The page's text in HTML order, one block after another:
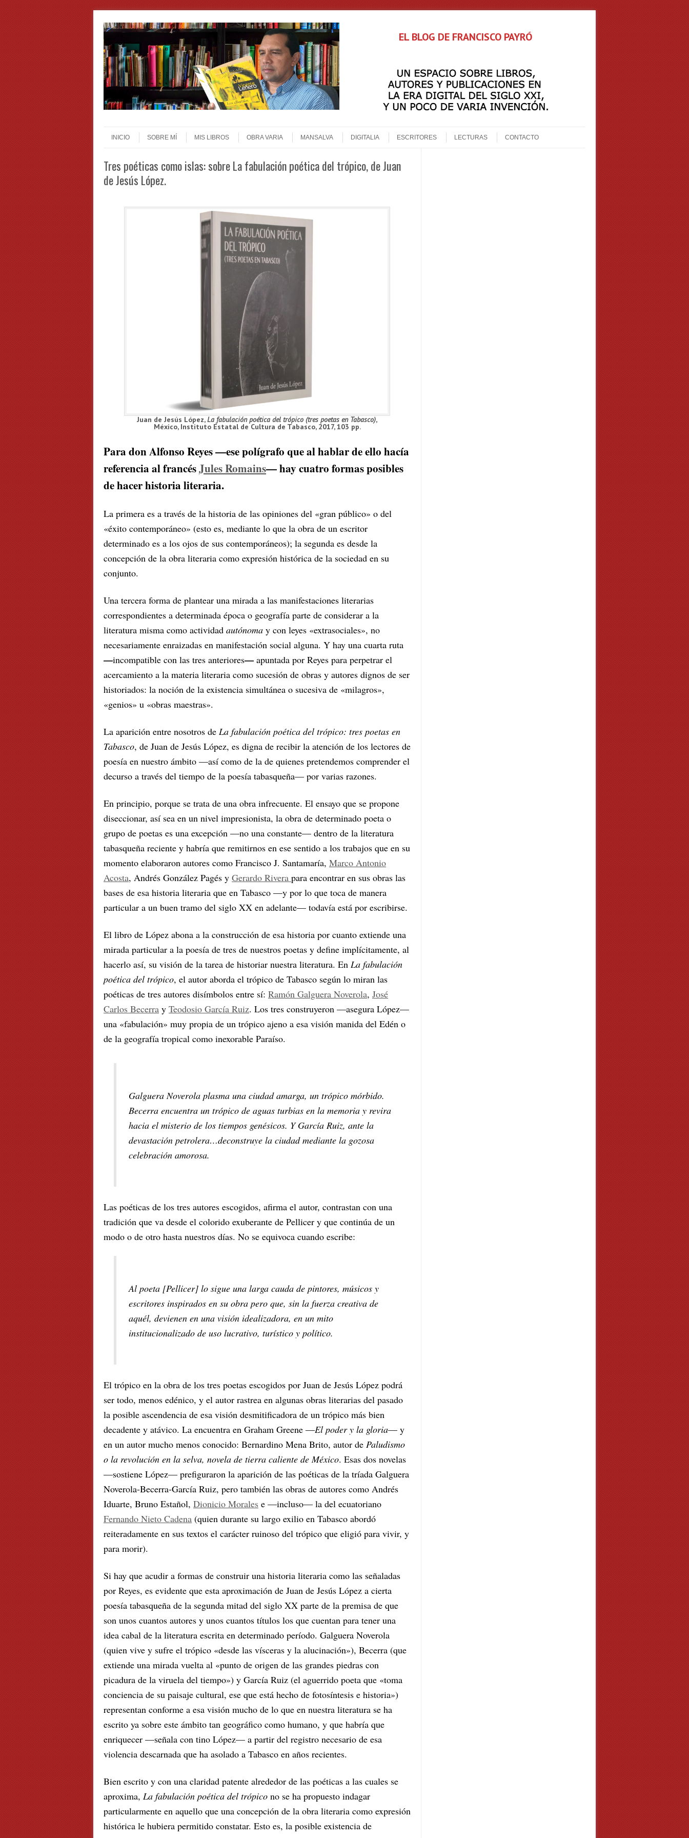
EL BLOG DE FRANCISCO PAYRÓ
Menu
INICIO
SOBRE MÍ MIS LIBROS OBRA VARIA MANSALVA DIGITALIA ESCRITORES LECTURAS CONTACTO
Tres poéticas como islas: sobre La fabulación poética del trópico, de Juan
de Jesús López.
Juan de Jesús López,La fabulación poética del trópico (tres poetas en Tabasco),
México, Instituto Estatal de Cultura de Tabasco, 2017, 103 pp.
Para don Alfonso Reyes —ese polígrafo que al hablar de ello hacía
referencia al francésJules Romains— hay cuatro formas posibles
de hacer historia literaria.
La primera es a través de la historia de las opiniones del «gran público» o del
«éxito contemporáneo» (esto es, mediante lo que la obra de un escritor
determinado es a los ojos de sus contemporáneos); la segunda es desde la
concepción de la obra literaria como expresión histórica de la sociedad en su
conjunto.
Una tercera forma de plantear una mirada a las manifestaciones literarias
correspondientes a determinada época o geografía parte de considerar a la
literatura misma como actividad autónoma y con leyes «extrasociales», no
necesariamente enraizadas en manifestación social alguna. Y hay una cuarta ruta
—incompatible con las tres anteriores— apuntada por Reyes para perpetrar el
acercamiento a la materia literaria como sucesión de obras y autores dignos de ser
historiados: la noción de la existencia simultánea o sucesiva de «milagros»,
«genios» u «obras maestras».
La aparición entre nosotros de La fabulación poética del trópico: tres poetas en
Tabasco, de Juan de Jesús López, es digna de recibir la atención de los lectores de
poesía en nuestro ámbito —así como de la de quienes pretendemos comprender el
decurso a través del tiempo de la poesía tabasqueña— por varias razones.
En principio, porque se trata de una obra infrecuente. El ensayo que se propone
diseccionar, así sea en un nivel impresionista, la obra de determinado poeta o
grupo de poetas es una excepción —no una constante— dentro de la literatura
tabasqueña reciente y habría que remitirnos en ese sentido a los trabajos que en su
momento elaboraron autores como Francisco J. Santamaría, Marco Antonio
Acosta, Andrés González Pagés y Gerardo Rivera para encontrar en sus obras las
bases de esa historia literaria que en Tabasco —y por lo que toca de manera
particular a un buen tramo del siglo XX en adelante— todavía está por escribirse.
El libro de López abona a la construcción de esa historia por cuanto extiende una
mirada particular a la poesía de tres de nuestros poetas y define implícitamente, al
hacerlo así, su visión de la tarea de historiar nuestra literatura. En La fabulación
poética del trópico, el autor aborda el trópico de Tabasco según lo miran las
poéticas de tres autores disímbolos entre sí: Ramón Galguera Noverola, José
Carlos Becerra y Teodosio García Ruiz. Los tres construyeron —asegura López—
una «fabulación» muy propia de un trópico ajeno a esa visión manida del Edén o
de la geografía tropical como inexorable Paraíso.
Galguera Noverola plasma una ciudad amarga, un trópico mórbido.
Becerra encuentra un trópico de aguas turbias en la memoria y revira
hacia el misterio de los tiempos genésicos. Y García Ruiz, ante la
devastación petrolera…deconstruye la ciudad mediante la gozosa
celebración amorosa.
Las poéticas de los tres autores escogidos, afirma el autor, contrastan con una
tradición que va desde el colorido exuberante de Pellicer y que continúa de un
modo o de otro hasta nuestros días. No se equivoca cuando escribe:
Al poeta [Pellicer] lo sigue una larga cauda de pintores, músicos y
escritores inspirados en su obra pero que, sin la fuerza creativa de
aquél, devienen en una visión idealizadora, en un mito
institucionalizado de uso lucrativo, turístico y político.
El trópico en la obra de los tres poetas escogidos por Juan de Jesús López podrá
ser todo, menos edénico, y el autor rastrea en algunas obras literarias del pasado
la posible ascendencia de esa visión desmitificadora de un trópico más bien
decadente y atávico. La encuentra en Graham Greene —El poder y la gloria— y
en un autor mucho menos conocido: Bernardino Mena Brito, autor de Paludismo
o la revolución en la selva, novela de tierra caliente de México. Esas dos novelas
—sostiene López— prefiguraron la aparición de las poéticas de la tríada Galguera
Noverola-Becerra-García Ruiz, pero también las obras de autores como Andrés
Iduarte, Bruno Estañol, Dionicio Morales e —incluso— la del ecuatoriano
Fernando Nieto Cadena (quien durante su largo exilio en Tabasco abordó
reiteradamente en sus textos el carácter ruinoso del trópico que eligió para vivir, y
para morir).
Si hay que acudir a formas de construir una historia literaria como las señaladas
por Reyes, es evidente que esta aproximación de Juan de Jesús López a cierta
poesía tabasqueña de la segunda mitad del siglo XX parte de la premisa de que
son unos cuantos autores y unos cuantos títulos los que cuentan para tener una
idea cabal de la literatura escrita en determinado período. Galguera Noverola
(quien vive y sufre el trópico «desde las vísceras y la alucinación»), Becerra (que
extiende una mirada vuelta al «punto de origen de las grandes piedras con
picadura de la viruela del tiempo») y García Ruiz (el aguerrido poeta que «toma
conciencia de su paisaje cultural, ese que está hecho de fotosíntesis e historia»)
representan conforme a esa visión mucho de lo que en nuestra literatura se ha
escrito ya sobre este ámbito tan geográfico como humano, y que habría que
enriquecer —señala con tino López— a partir del registro necesario de esa
violencia descarnada que ha asolado a Tabasco en años recientes.
Bien escrito y con una claridad patente alrededor de las poéticas a las cuales se
aproxima, La fabulación poética del trópico no se ha propuesto indagar
particularmente en aquello que una concepción de la obra literaria como expresión
histórica le hubiera permitido constatar. Esto es, la posible existencia de